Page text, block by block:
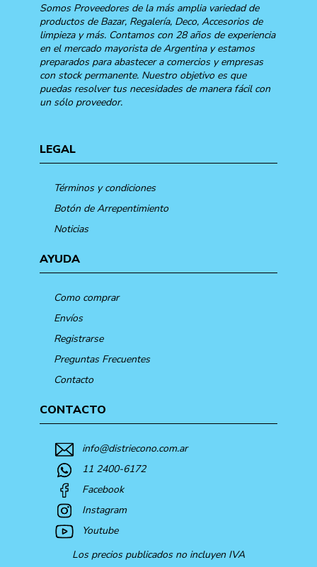
Somos Proveedores de la más amplia variedad de
productos de Bazar, Regalería, Deco, Accesorios de
limpieza y más. Contamos con 28 años de experiencia
en el mercado mayorista de Argentina y estamos
preparados para abastecer a comercios y empresas
con stock permanente. Nuestro objetivo es que
puedas resolver tus necesidades de manera fácil con
un sólo proveedor.
LEGAL
Términos y condiciones
Botón de Arrepentimiento
Noticias
AYUDA
Como comprar
Envíos
Registrarse
Preguntas Frecuentes
Contacto
CONTACTO
info@distriecono.com.ar
11 2400-6172
Facebook
Instagram
Youtube
Los precios publicados no incluyen IVA